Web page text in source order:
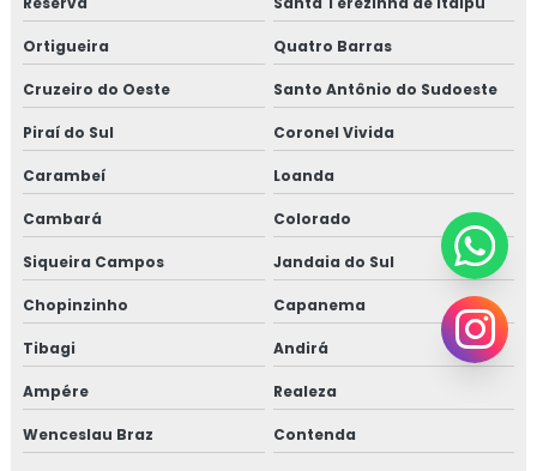
Ortigueira Quatro Barras
Cruzeiro do Oeste Santo Antônio do Sudoeste
Piraí do Sul Coronel Vivida
Carambeí Loanda
Cambará Colorado
Siqueira Campos Jandaia do Sul
Chopinzinho Capanema
Tibagi Andirá
Ampére Realeza
Wenceslau Braz Contenda